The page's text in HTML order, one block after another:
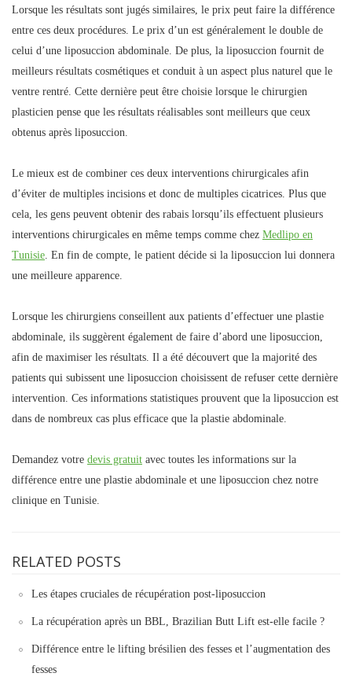
Lorsque les résultats sont jugés similaires, le prix peut faire la différence
entre ces deux procédures. Le prix d’un est généralement le double de
celui d’une liposuccion abdominale. De plus, la liposuccion fournit de
meilleurs résultats cosmétiques et conduit à un aspect plus naturel que le
ventre rentré. Cette dernière peut être choisie lorsque le chirurgien
plasticien pense que les résultats réalisables sont meilleurs que ceux
obtenus après liposuccion.
Le mieux est de combiner ces deux interventions chirurgicales afin
d’éviter de multiples incisions et donc de multiples cicatrices. Plus que
cela, les gens peuvent obtenir des rabais lorsqu’ils effectuent plusieurs
interventions chirurgicales en même temps comme chez Medlipo en
Tunisie. En fin de compte, le patient décide si la liposuccion lui donnera
une meilleure apparence.
Lorsque les chirurgiens conseillent aux patients d’effectuer une plastie
abdominale, ils suggèrent également de faire d’abord une liposuccion,
afin de maximiser les résultats. Il a été découvert que la majorité des
patients qui subissent une liposuccion choisissent de refuser cette dernière
intervention. Ces informations statistiques prouvent que la liposuccion est
dans de nombreux cas plus efficace que la plastie abdominale.
Demandez votre devis gratuit avec toutes les informations sur la
différence entre une plastie abdominale et une liposuccion chez notre
clinique en Tunisie.
RELATED POSTS
Les étapes cruciales de récupération post-liposuccion
La récupération après un BBL, Brazilian Butt Lift est-elle facile ?
Différence entre le lifting brésilien des fesses et l’augmentation des
fesses